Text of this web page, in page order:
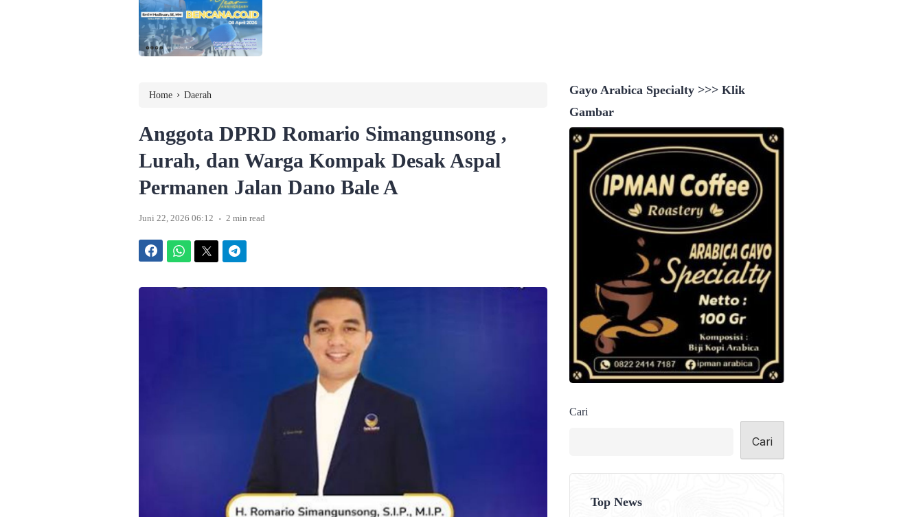
Home › Daerah
Anggota DPRD Romario Simangunsong ,
Lurah, dan Warga Kompak Desak Aspal
Permanen Jalan Dano Bale A
Juni 22, 2026 06:12 . 2 min read
Gayo Arabica Specialty >>> Klik
Gambar
Cari
Cari
Top News